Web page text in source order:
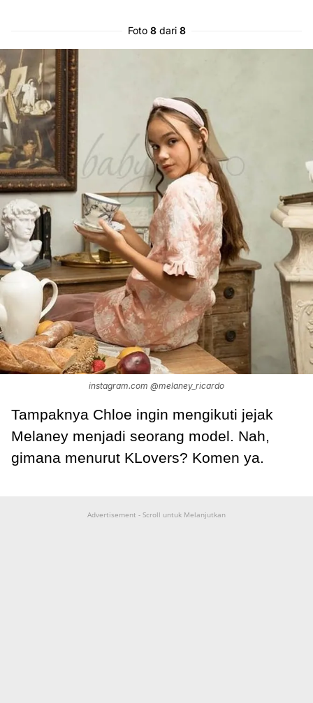
Foto 8dari 8
instagram.com @melaney_ricardo
Tampaknya Chloe ingin mengikuti jejak
Melaney menjadi seorang model. Nah,
gimana menurut KLovers? Komen ya.
Advertisement - Scroll untuk Melanjutkan